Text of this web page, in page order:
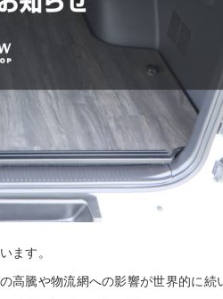
ます。
高騰や物流網への影響が世界的に続